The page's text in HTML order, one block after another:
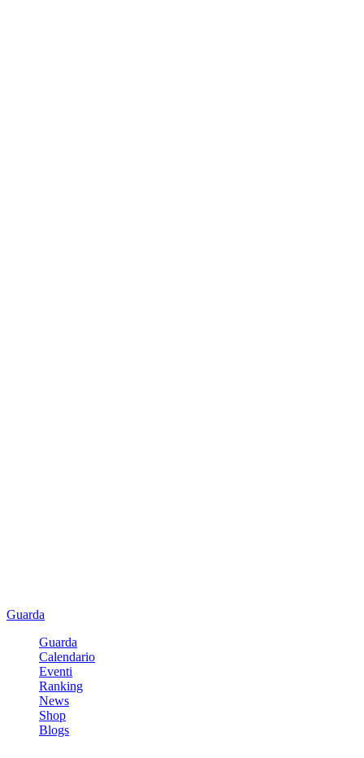
Guarda
Guarda
Calendario
Eventi
Ranking
News
Shop
Blogs